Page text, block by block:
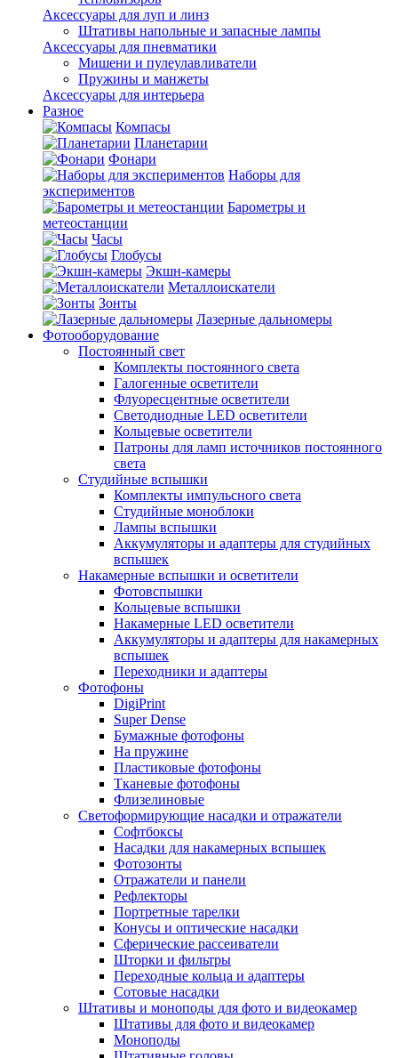
Аксессуары для луп и линз
Штативы напольные и запасные лампы
Аксессуары для пневматики
Мишени и пулеулавливатели
Пружины и манжеты
Аксессуары для интерьера
Разное
Компасы
Планетарии
Фонари
Наборы для
экспериментов
Барометры и
метеостанции
Часы
Глобусы
Экшн-камеры
Металлоискатели
Зонты
Лазерные дальномеры
Фотооборудование
Постоянный свет
Комплекты постоянного света
Галогенные осветители
Флуоресцентные осветители
Светодиодные LED осветители
Кольцевые осветители
Патроны для ламп источников постоянного
света
Студийные вспышки
Комплекты импульсного света
Студийные моноблоки
Лампы вспышки
Аккумуляторы и адаптеры для студийных
вспышек
Накамерные вспышки и осветители
Фотовспышки
Кольцевые вспышки
Накамерные LED осветители
Аккумуляторы и адаптеры для накамерных
вспышек
Переходники и адаптеры
Фотофоны
DigiPrint
Super Dense
Бумажные фотофоны
На пружине
Пластиковые фотофоны
Тканевые фотофоны
Флизелиновые
Светоформирующие насадки и отражатели
Софтбоксы
Насадки для накамерных вспышек
Фотозонты
Отражатели и панели
Рефлекторы
Портретные тарелки
Конусы и оптические насадки
Сферические рассеиватели
Шторки и фильтры
Переходные кольца и адаптеры
Сотовые насадки
Штативы и моноподы для фото и видеокамер
Штативы для фото и видеокамер
Моноподы